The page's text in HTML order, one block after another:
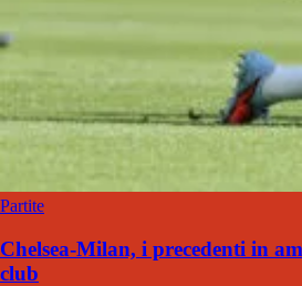
Partite
Chelsea-Milan, i precedenti in
club